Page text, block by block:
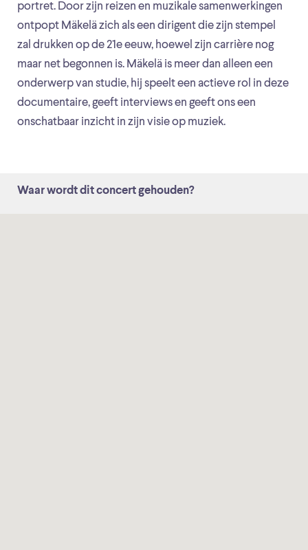
portret. Door zijn reizen en muzikale samenwerkingen
ontpopt Mäkelä zich als een dirigent die zijn stempel
zal drukken op de 21e eeuw, hoewel zijn carrière nog
maar net begonnen is. Mäkelä is meer dan alleen een
onderwerp van studie, hij speelt een actieve rol in deze
documentaire, geeft interviews en geeft ons een
onschatbaar inzicht in zijn visie op muziek.
Waar wordt dit concert gehouden?